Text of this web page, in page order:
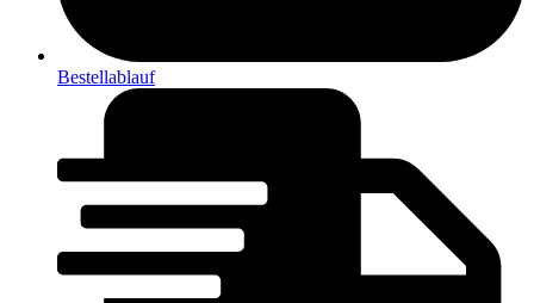
Bestellablauf